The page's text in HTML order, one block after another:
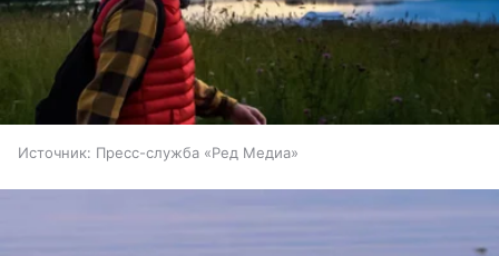
Источник: Пресс-служба «Ред Медиа»